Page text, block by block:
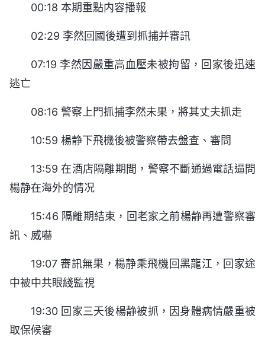
00:18 本期重點内容播報
02:29 李然回國後遭到抓捕并審訊
07:19 李然因嚴重高血壓未被拘留，回家後迅速
逃亡
08:16 警察上門抓捕李然未果，將其丈夫抓走
10:59 楊静下飛機後被警察帶去盤查、審問
13:59 在酒店隔離期間，警察不斷通過電話逼問
楊静在海外的情况
15:46 隔離期結束，回老家之前楊静再遭警察審
訊、威嚇
19:07 審訊無果，楊静乘飛機回黑龍江，回家途
中被中共眼綫監視
19:30 回家三天後楊静被抓，因身體病情嚴重被
取保候審